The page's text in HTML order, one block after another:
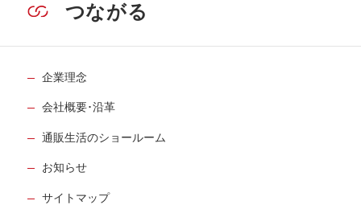
つながる
企業理念
会社概要･沿革
通販生活のショールーム
お知らせ
サイトマップ